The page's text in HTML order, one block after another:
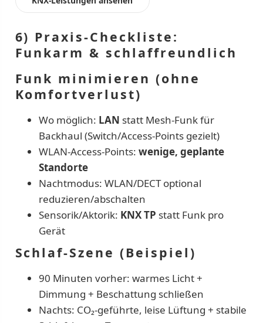
6) Praxis-Checkliste:
Funkarm & schlaffreundlich
Funk minimieren (ohne
Komfortverlust)
Wo möglich: LAN statt Mesh-Funk für
Backhaul (Switch/Access-Points gezielt)
WLAN-Access-Points: wenige, geplante
Standorte
Nachtmodus: WLAN/DECT optional
reduzieren/abschalten
Sensorik/Aktorik: KNX TP statt Funk pro
Gerät
Schlaf-Szene (Beispiel)
90 Minuten vorher: warmes Licht +
Dimmung + Beschattung schließen
Nachts: CO₂-geführte, leise Lüftung + stabile